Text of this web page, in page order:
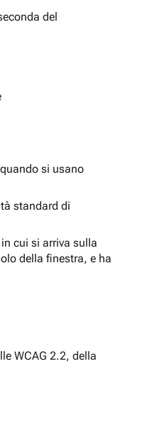
del
si usano
standard di
cui si arriva sulla
della finestra, e ha
WCAG 2.2, della